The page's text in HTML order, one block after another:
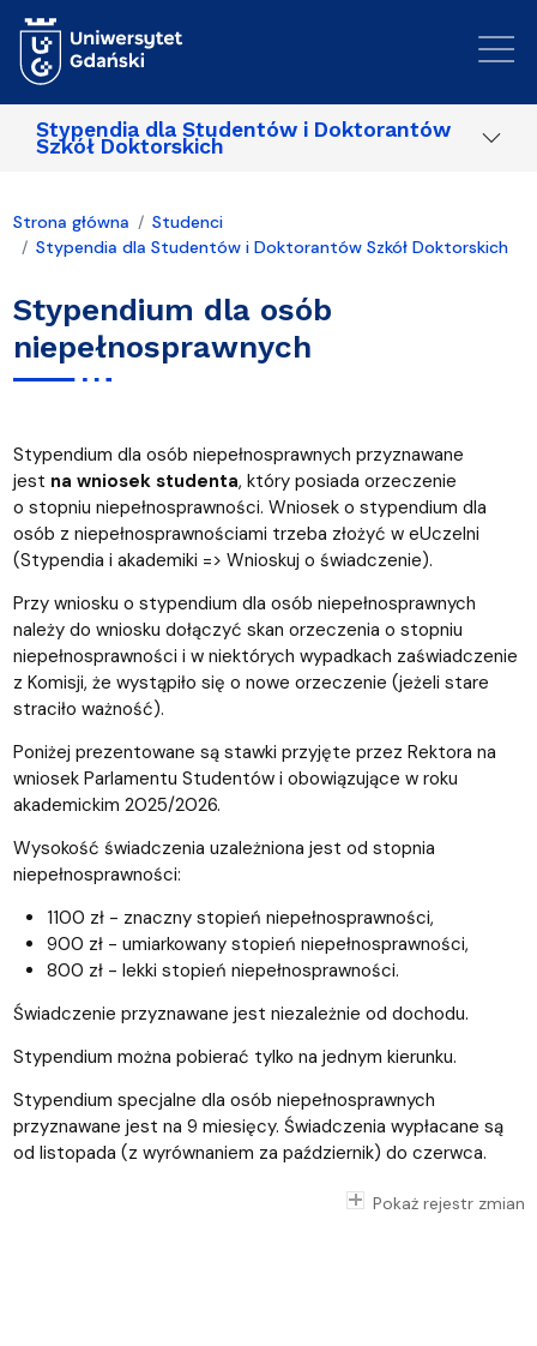
Stypendia dla Studentów i Doktorantów
Szkół Doktorskich
Strona główna
Studenci
Stypendia dla Studentów i Doktorantów Szkół Doktorskich
Stypendium dla osób
niepełnosprawnych
Stypendium dla osób niepełnosprawnych przyznawane
jest na wniosek studenta, który posiada orzeczenie
o stopniu niepełnosprawności. Wniosek o stypendium dla
osób z niepełnosprawnościami trzeba złożyć w eUczelni
(Stypendia i akademiki => Wnioskuj o świadczenie).
Przy wniosku o stypendium dla osób niepełnosprawnych
należy do wniosku dołączyć skan orzeczenia o stopniu
niepełnosprawności i w niektórych wypadkach zaświadczenie
z Komisji, że wystąpiło się o nowe orzeczenie (jeżeli stare
straciło ważność).
Poniżej prezentowane są stawki przyjęte przez Rektora na
wniosek Parlamentu Studentów i obowiązujące w roku
akademickim 2025/2026.
Wysokość świadczenia uzależniona jest od stopnia
niepełnosprawności:
1100 zł - znaczny stopień niepełnosprawności,
900 zł - umiarkowany stopień niepełnosprawności,
800 zł - lekki stopień niepełnosprawności.
Świadczenie przyznawane jest niezależnie od dochodu.
Stypendium można pobierać tylko na jednym kierunku.
Stypendium specjalne dla osób niepełnosprawnych
przyznawane jest na 9 miesięcy. Świadczenia wypłacane są
od listopada (z wyrównaniem za październik) do czerwca.
Pokaż rejestr zmian